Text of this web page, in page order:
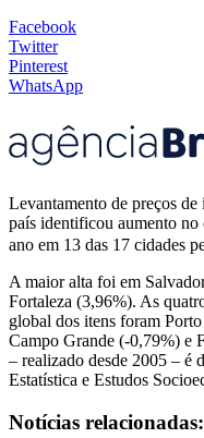
Facebook
Twitter
Pinterest
WhatsApp
Levantamento de preços de
país identificou aumento no
ano em 13 das 17 cidades
A maior alta foi em
Fortaleza (3,96%). As
global dos itens foram
Campo Grande (-0,79%) e
– realizado desde 2005 – é
Estatística e Estudos
Notícias relacionadas: